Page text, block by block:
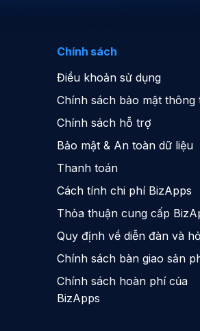
Chính sách
Điều khoản sử dụng
Chính sách bảo mật thông
Chính sách hỗ trợ
Bảo mật & An toàn dữ liệu
Thanh toán
Cách tính chi phí BizApps
Thỏa thuận cung cấp
Quy định về diễn đàn và
Chính sách bàn giao sản
Chính sách hoàn phí của
BizApps